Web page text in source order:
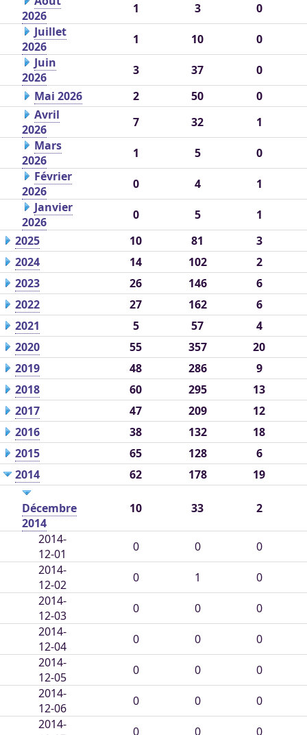
2026
1 3
0
Juillet
2026
1 10
0
Juin
2026
3 37
0
Mai 2026
2 50
0
Avril
2026
7 32
1
Mars
2026
1 5
0
Février
2026
0 4
1
Janvier
2026
0 5
1
2025
10 81
3
2024
14 102
2
2023
26 146
6
2022
27 162
6
2021
5 57
4
2020
55 357
20
2019
48 286
9
2018
60 295
13
2017
47 209
12
2016
38 132
18
2015
65 128
6
2014
62 178 19
Décembre
2014
10 33 2
2014-
12-01
0 0
0
2014-
12-02
0 1
0
2014-
12-03
0 0
0
2014-
12-04
0 0
0
2014-
12-05
0 0
0
2014-
12-06
0 0
0
2014-
0 0
0